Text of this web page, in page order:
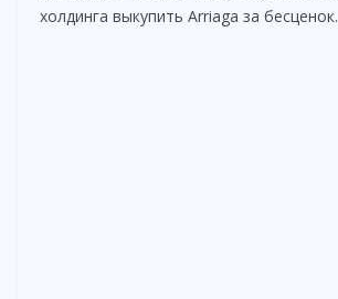
холдинга выкупить Arriaga за бесценок.